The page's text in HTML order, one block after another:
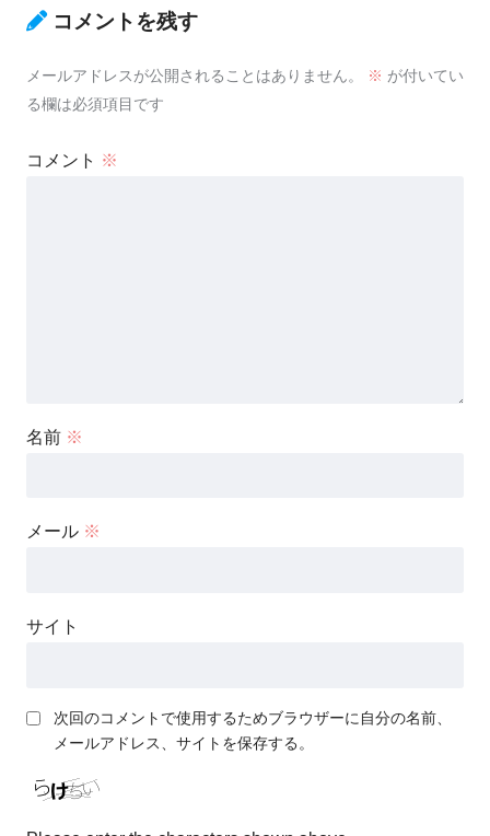
コメントを残す
メールアドレスが公開されることはありません。 ※ が付いてい
る欄は必須項目です
コメント ※
名前 ※
メール ※
サイト
次回のコメントで使用するためブラウザーに自分の名前、
メールアドレス、サイトを保存する。